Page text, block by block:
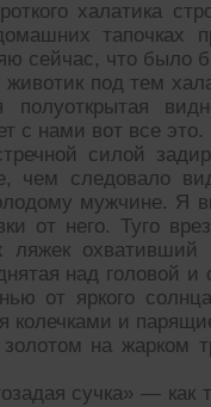
халатика
тапочках
сейчас, что было
под тем
с нами вот все это.
силой
следовало
мужчине. Я
от него. Туго
над головой и
от яркого
и
на жарком
сучка» —